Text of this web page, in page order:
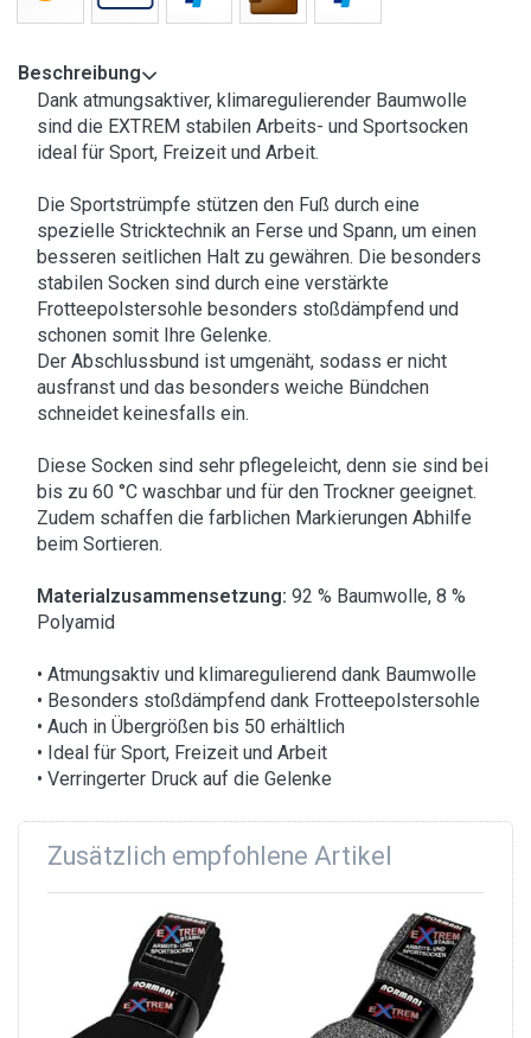
Beschreibung
Dank atmungsaktiver, klimaregulierender Baumwolle
sind die EXTREM stabilen Arbeits- und Sportsocken
ideal für Sport, Freizeit und Arbeit.
Die Sportstrümpfe stützen den Fuß durch eine
spezielle Stricktechnik an Ferse und Spann, um einen
besseren seitlichen Halt zu gewähren. Die besonders
stabilen Socken sind durch eine verstärkte
Frotteepolstersohle besonders stoßdämpfend und
schonen somit Ihre Gelenke.
Der Abschlussbund ist umgenäht, sodass er nicht
ausfranst und das besonders weiche Bündchen
schneidet keinesfalls ein.
Diese Socken sind sehr pflegeleicht, denn sie sind bei
bis zu 60 °C waschbar und für den Trockner geeignet.
Zudem schaffen die farblichen Markierungen Abhilfe
beim Sortieren.
Materialzusammensetzung: 92 % Baumwolle, 8 %
Polyamid
• Atmungsaktiv und klimaregulierend dank Baumwolle
• Besonders stoßdämpfend dank Frotteepolstersohle
• Auch in Übergrößen bis 50 erhältlich
• Ideal für Sport, Freizeit und Arbeit
• Verringerter Druck auf die Gelenke
Zusätzlich empfohlene Artikel